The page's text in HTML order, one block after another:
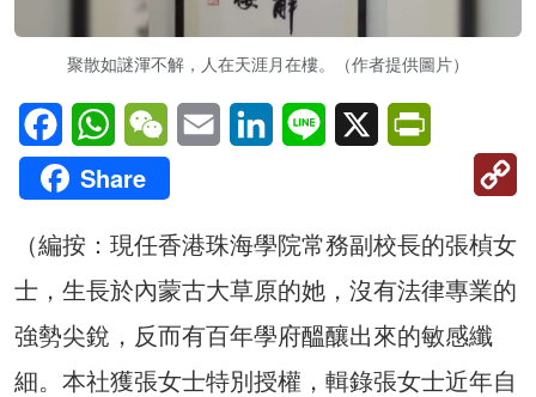
聚散如謎渾不解，人在天涯月在樓。（作者提供圖片）
FacebookWhatsAppWeChatEmail LinkedInLine X
Share
（編按：現任香港珠海學院常務副校長的張楨女
士，生長於內蒙古大草原的她，沒有法律專業的
強勢尖銳，反而有百年學府醞釀出來的敏感纖
細。本社獲張女士特別授權，輯錄張女士近年自